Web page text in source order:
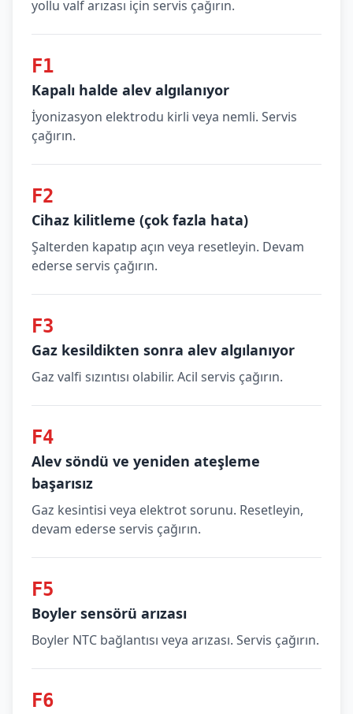
yollu valf arızası için servis çağırın.
F1
Kapalı halde alev algılanıyor
İyonizasyon elektrodu kirli veya nemli. Servis
çağırın.
F2
Cihaz kilitleme (çok fazla hata)
Şalterden kapatıp açın veya resetleyin. Devam
ederse servis çağırın.
F3
Gaz kesildikten sonra alev algılanıyor
Gaz valfi sızıntısı olabilir. Acil servis çağırın.
F4
Alev söndü ve yeniden ateşleme
başarısız
Gaz kesintisi veya elektrot sorunu. Resetleyin,
devam ederse servis çağırın.
F5
Boyler sensörü arızası
Boyler NTC bağlantısı veya arızası. Servis çağırın.
F6